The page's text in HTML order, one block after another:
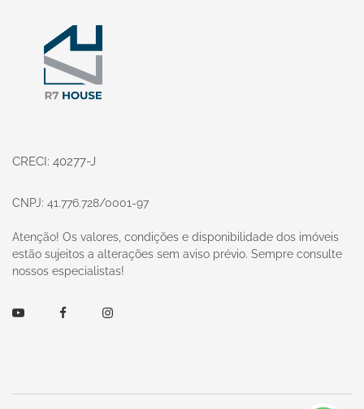
CRECI: 40277-J
CNPJ: 41.776.728/0001-97
Atenção! Os valores, condições e disponibilidade dos imóveis
estão sujeitos a alterações sem aviso prévio. Sempre consulte
nossos especialistas!
Youtube FacebookInstagram